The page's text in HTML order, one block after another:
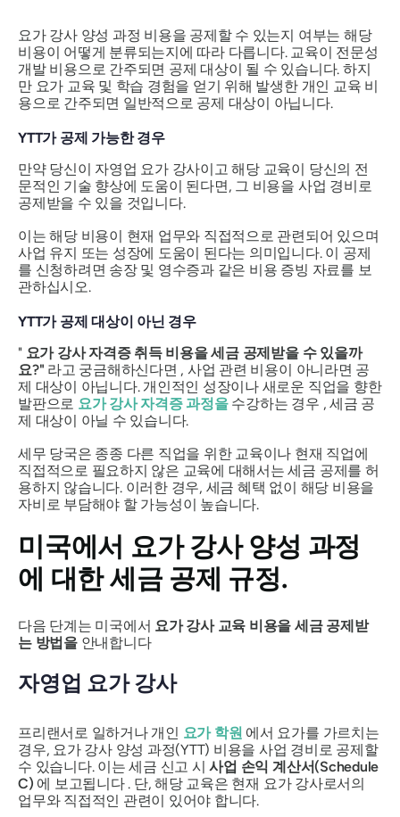
요가 강사 양성 과정 비용을 공제할 수 있는지 여부는 해당
비용이 어떻게 분류되는지에 따라 다릅니다. 교육이 전문성
개발 비용으로 간주되면 공제 대상이 될 수 있습니다. 하지
만 요가 교육 및 학습 경험을 얻기 위해 발생한 개인 교육 비
용으로 간주되면 일반적으로 공제 대상이 아닙니다.
YTT가 공제 가능한 경우
만약 당신이 자영업 요가 강사이고 해당 교육이 당신의 전
문적인 기술 향상에 도움이 된다면, 그 비용을 사업 경비로
공제받을 수 있을 것입니다.
이는 해당 비용이 현재 업무와 직접적으로 관련되어 있으며
사업 유지 또는 성장에 도움이 된다는 의미입니다. 이 공제
를 신청하려면 송장 및 영수증과 같은 비용 증빙 자료를 보
관하십시오.
YTT가 공제 대상이 아닌 경우
" 요가 강사 자격증 취득 비용을 세금 공제받을 수 있을까
요?" 라고 궁금해하신다면 , 사업 관련 비용이 아니라면 공
제 대상이 아닙니다. 개인적인 성장이나 새로운 직업을 향한
발판으로 요가 강사 자격증 과정을수강하는 경우 , 세금 공
제 대상이 아닐 수 있습니다.
세무 당국은 종종 다른 직업을 위한 교육이나 현재 직업에
직접적으로 필요하지 않은 교육에 대해서는 세금 공제를 허
용하지 않습니다. 이러한 경우, 세금 혜택 없이 해당 비용을
자비로 부담해야 할 가능성이 높습니다.
미국에서 요가 강사 양성 과정
에 대한 세금 공제 규정.
다음 단계는 미국에서 요가 강사 교육 비용을 세금 공제받
는 방법을안내합니다
자영업 요가 강사
프리랜서로 일하거나 개인 요가 학원 에서 요가를 가르치는
경우, 요가 강사 양성 과정(YTT) 비용을 사업 경비로 공제할
수 있습니다. 이는 세금 신고 시사업 손익 계산서(Schedule
C) 에 보고됩니다 . 단, 해당 교육은 현재 요가 강사로서의
업무와 직접적인 관련이 있어야 합니다.